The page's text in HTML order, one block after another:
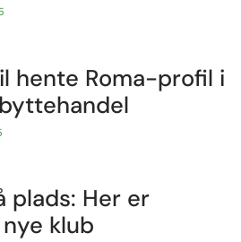
hente Roma-profil i
plads: Her er
klub